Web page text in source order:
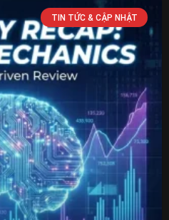
TIN TỨC & CẬP NHẬT